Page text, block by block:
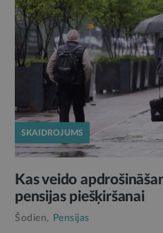
SKAIDROJUMS
Kas veido
pensijas piešķiršanai
Šodien, Pensijas